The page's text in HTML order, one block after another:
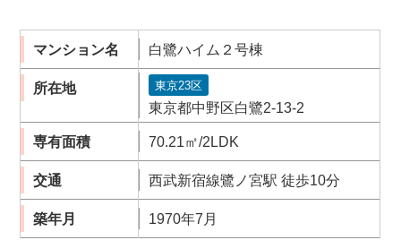
マンション名 白鷺ハイム２号棟
所在地 東京23区
東京都中野区白鷺2-13-2
専有面積 70.21㎡/2LDK
交通 西武新宿線鷺ノ宮駅 徒歩10分
築年月 1970年7月